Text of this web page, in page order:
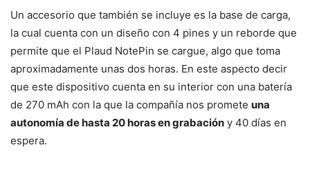
Un accesorio que también se incluye es la base de carga,
la cual cuenta con un diseño con 4 pines y un reborde que
permite que el Plaud NotePin se cargue, algo que toma
aproximadamente unas dos horas. En este aspecto decir
que este dispositivo cuenta en su interior con una batería
de 270 mAh con la que la compañía nos promete una
autonomía de hasta 20 horas en grabación y 40 días en
espera.